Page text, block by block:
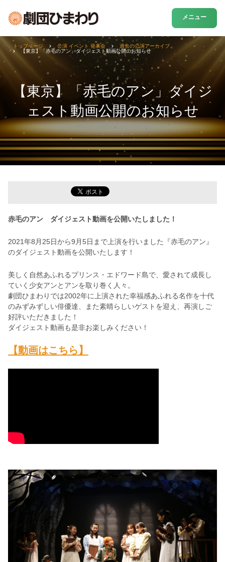
メニュー
【東京】「赤毛のアン」ダイジ
ェスト動画公開のお知らせ
トップページ 公演 イベント 発表会
過去の公演アーカイブ
【東京】「赤毛のアン」ダイジェスト動画公開のお知らせ
赤毛のアン ダイジェスト動画を公開いたしました！
2021年8月25日から9月5日まで上演を行いました『赤毛のアン』
のダイジェスト動画を公開いたします！
美しく自然あふれるプリンス・エドワード島で、愛されて成長し
ていく少女アンとアンを取り巻く人々。
劇団ひまわりでは2002年に上演された幸福感あふれる名作を十代
のみずみずしい俳優達、また素晴らしいゲストを迎え、再演しご
好評いただきました！
ダイジェスト動画も是非お楽しみください！
【動画はこちら】